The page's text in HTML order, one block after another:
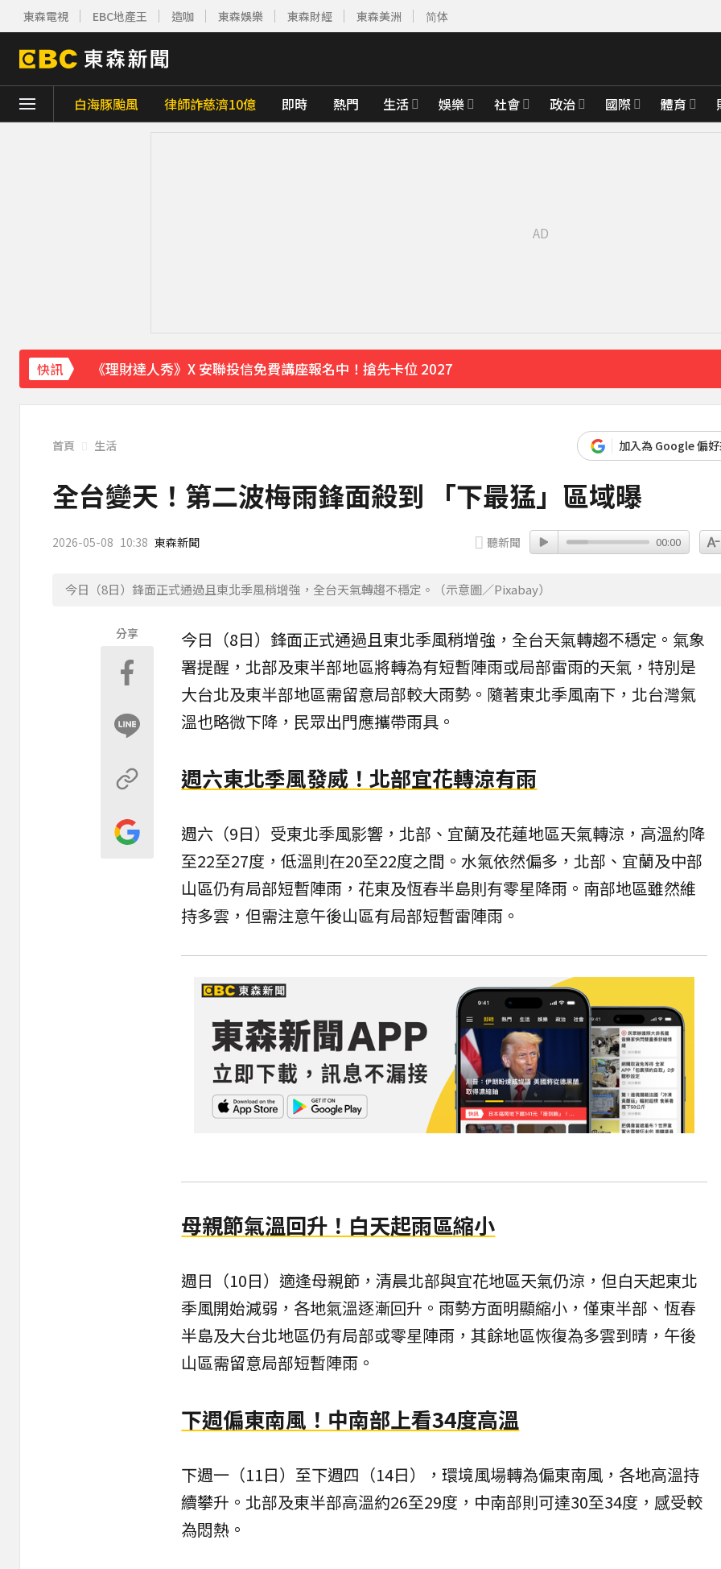
東森電視 EBC地產王 造咖 東森娛樂 東森財經 東森美洲 简体
白海豚颱風 律師詐慈濟10億 即時 熱門 生活 娛樂 社會 政治 國際 體育
快訊
《理財達人秀》X 安聯投信免費講座報名中！搶先卡位 2027
首頁 生活 加入為 Google 偏
全台變天！第二波梅雨鋒面殺到 「下最猛」區域曝
2026-05-08 10:38 東森新聞 聽新聞 00:00
今日（8日）鋒面正式通過且東北季風稍增強，全台天氣轉趨不穩定。（示意圖／Pixabay）
分享 今日（8日）鋒面正式通過且東北季風稍增強，全台天氣轉趨不穩定。氣象
署提醒，北部及東半部地區將轉為有短暫陣雨或局部雷雨的天氣，特別是
大台北及東半部地區需留意局部較大雨勢。隨著東北季風南下，北台灣氣
溫也略微下降，民眾出門應攜帶雨具。
週六東北季風發威！北部宜花轉涼有雨
週六（9日）受東北季風影響，北部、宜蘭及花蓮地區天氣轉涼，高溫約降
至22至27度，低溫則在20至22度之間。水氣依然偏多，北部、宜蘭及中部
山區仍有局部短暫陣雨，花東及恆春半島則有零星降雨。南部地區雖然維
持多雲，但需注意午後山區有局部短暫雷陣雨。
母親節氣溫回升！白天起雨區縮小
週日（10日）適逢母親節，清晨北部與宜花地區天氣仍涼，但白天起東北
季風開始減弱，各地氣溫逐漸回升。雨勢方面明顯縮小，僅東半部、恆春
半島及大台北地區仍有局部或零星陣雨，其餘地區恢復為多雲到晴，午後
山區需留意局部短暫陣雨。
下週偏東南風！中南部上看34度高溫
下週一（11日）至下週四（14日），環境風場轉為偏東南風，各地高溫持
續攀升。北部及東半部高溫約26至29度，中南部則可達30至34度，感受較
為悶熱。